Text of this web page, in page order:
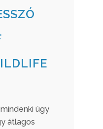
úgy
átlagos